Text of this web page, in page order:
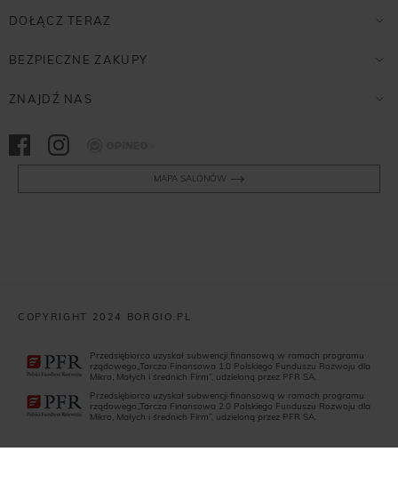
DOŁĄCZ TERAZ
BEZPIECZNE ZAKUPY
ZNAJDŹ NAS
MAPA SALONÓW
COPYRIGHT 2024 BORGIO.PL
Przedsiębiorca uzyskał subwencji finansową w ramach programu
rządowego„Tarcza Finansowa 1.0 Polskiego Funduszu Rozwoju dla
Mikro, Małych i średnich Firm”, udzieloną przez PFR SA.
Przedsiębiorca uzyskał subwencji finansową w ramach programu
rządowego„Tarcza Finansowa 2.0 Polskiego Funduszu Rozwoju dla
Mikro, Małych i średnich Firm”, udzieloną przez PFR SA.